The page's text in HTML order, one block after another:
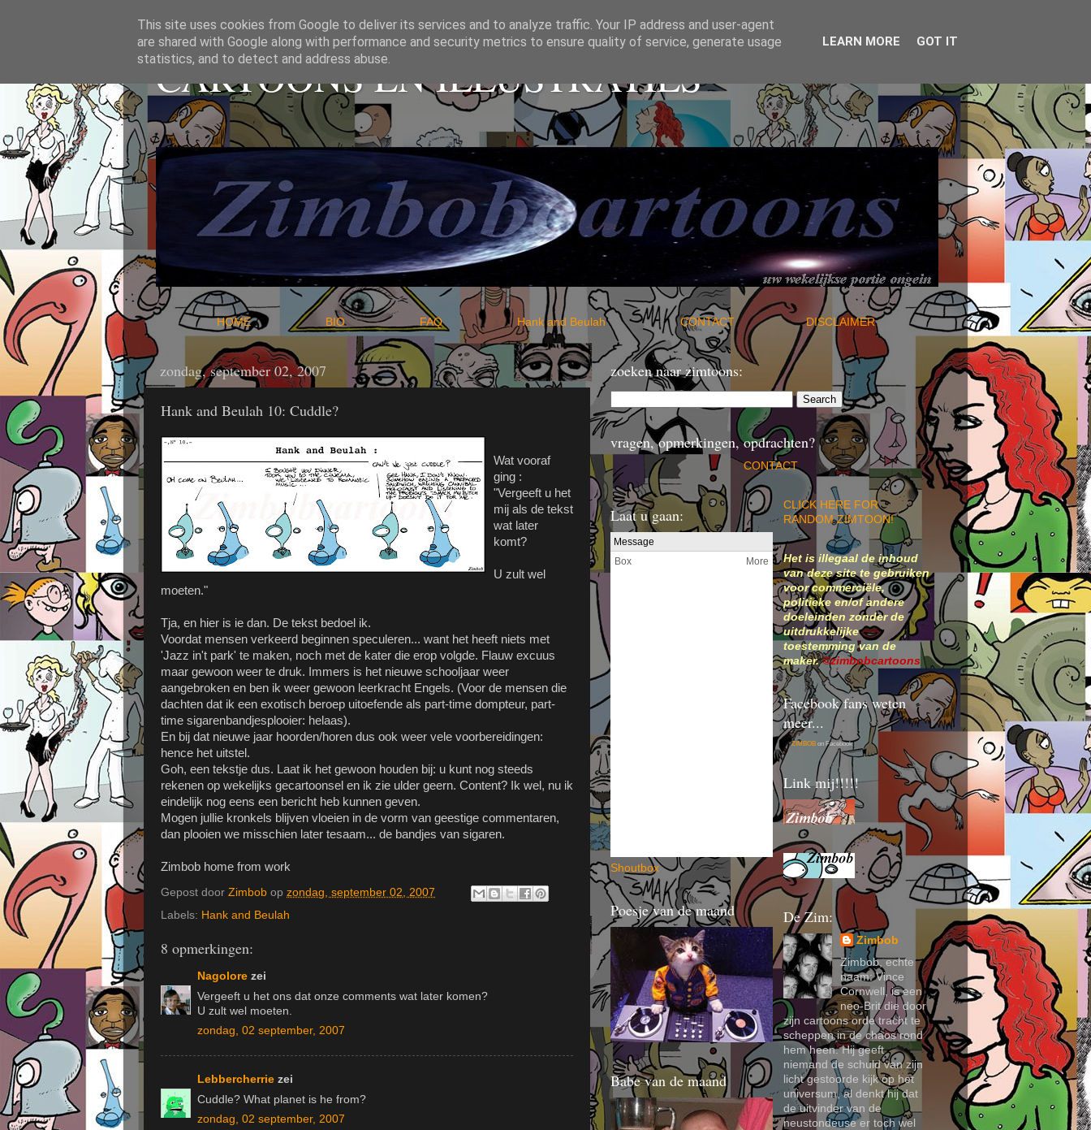
CARTOONS EN ILLUSTRATIES
HOME BIO FAQ Hank and Beulah CONTACTDISCLAIMER
zondag, september 02, 2007
Hank and Beulah 10: Cuddle?
Wat vooraf
ging :
"Vergeeft u het
mij als de tekst
wat later
komt?
U zult wel
moeten."
Tja, en hier is ie dan. De tekst bedoel ik.
Voordat mensen verkeerd beginnen speculeren... want het heeft niets met
'Jazz in't park' te maken, noch met de kater die erop volgde. Flauw excuus
maar gewoon weer te druk. Immers is het nieuwe schooljaar weer
aangebroken en ben ik weer gewoon leerkracht Engels. (Voor de mensen die
dachten dat ik een exotisch beroep uitoefende als part-time dompteur, part-
time sigarenbandjesplooier: helaas).
En bij dat nieuwe jaar hoorden/horen dus ook weer vele voorbereidingen:
hence het uitstel.
Goh, een tekstje dus. Laat ik het gewoon houden bij: u kunt nog steeds
rekenen op wekelijks gecartoonsel en ik zie ulder geern. Content? Ik wel, nu ik
eindelijk nog eens een bericht heb kunnen geven.
Mogen jullie kronkels blijven vloeien in de vorm van geestige commentaren,
dan plooien we misschien later tesaam... de bandjes van sigaren.
Zimbob home from work
Gepost door Zimbob op zondag, september 02, 2007
Labels: Hank and Beulah
8 opmerkingen:
Nagolore zei
Vergeeft u het ons dat onze comments wat later komen?
U zult wel moeten.
zondag, 02 september, 2007
Lebbercherrie zei
Cuddle? What planet is he from?
zondag, 02 september, 2007
zoeken naar zimtoons:
vragen, opmerkingen, opdrachten?
CONTACT
Laat u gaan:
Shoutbox
Poesje van de maand
Babe van de maand
CLICK HERE FOR
RANDOM ZIMTOON!
Het is illegaal de inhoud
van deze site te gebruiken
voor commerciële,
politieke en/of andere
doeleinden zonder de
uitdrukkelijke
toestemming van de
maker.©zimbobcartoons
Facebook fans weten
meer...
ZIMBOB on Facebook
Link mij!!!!!
De Zim:
Zimbob
Zimbob, echte
naam: Vince
Cornwell, is een
neo-Brit die door
zijn cartoons orde tracht te
scheppen in de chaos rond
hem heen. Hij geeft
niemand de schuld van zijn
licht gestoorde kijk op het
universum, al denkt hij dat
de uitvinder van de
neustondeuse er toch wel
This site uses cookies from Google to deliver its services and to analyze traffic. Your IP address and user-agent
are shared with Google along with performance and security metrics to ensure quality of service, generate usage
statistics, and to detect and address abuse.
LEARN MORE GOT IT